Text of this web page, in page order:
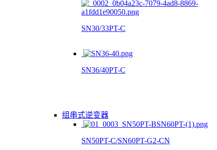
SN30/33PT-C
SN36/40PT-C
组串式逆变器
SN50PT-C/SN60PT-G2-CN